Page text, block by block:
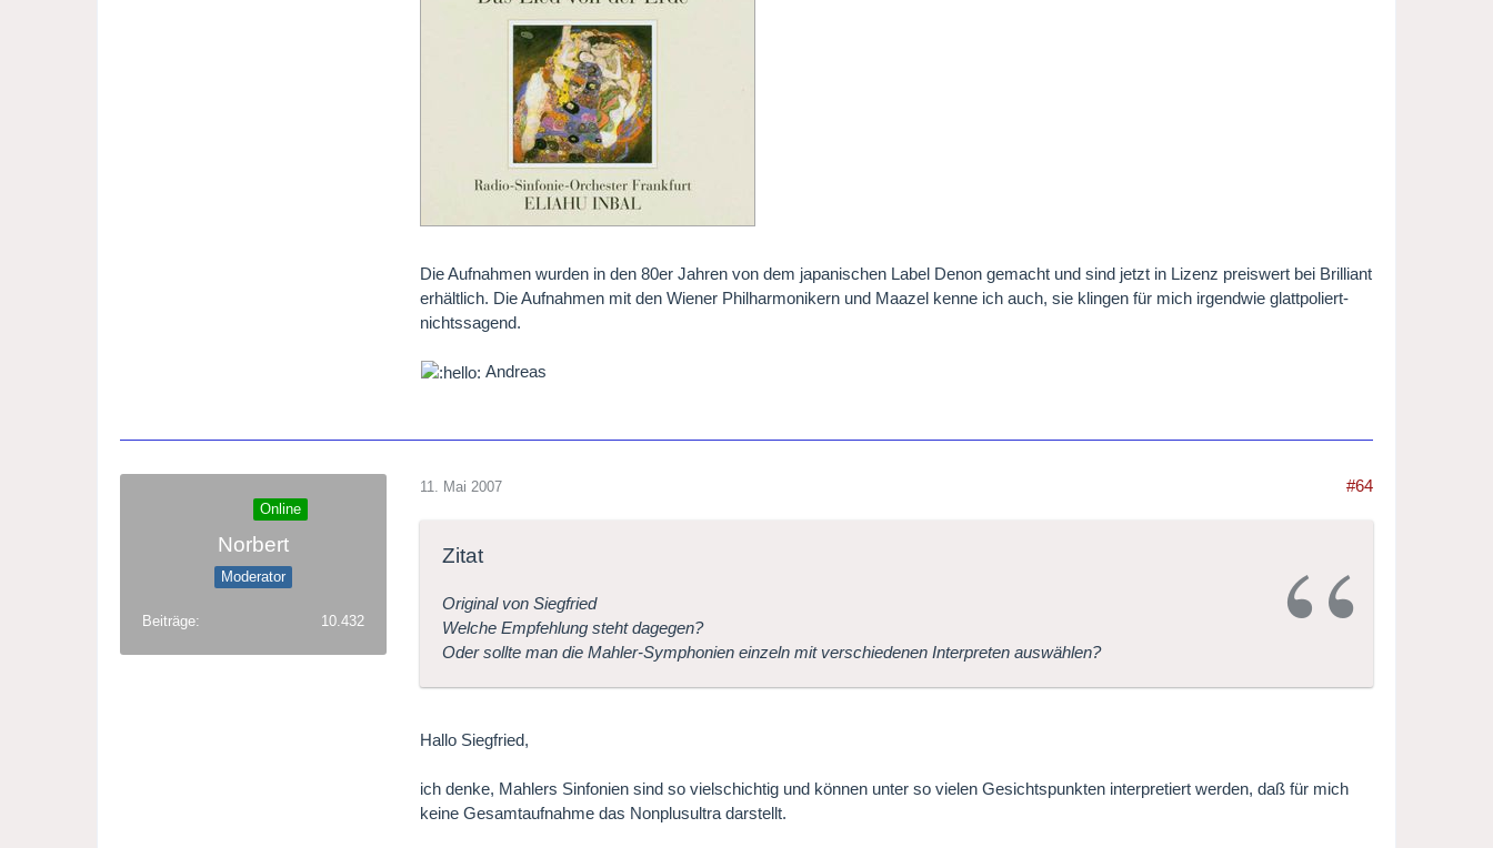
Die Aufnahmen wurden in den 80er Jahren von dem japanischen Label Denon gemacht und sind jetzt in Lizenz preiswert bei Brilliant
erhältlich. Die Aufnahmen mit den Wiener Philharmonikern und Maazel kenne ich auch, sie klingen für mich irgendwie glattpoliert-
nichtssagend.
Andreas
Online
Norbert
Moderator
Beiträge 10.432
11. Mai 2007 #64
Zitat
Original von Siegfried
Welche Empfehlung steht dagegen?
Oder sollte man die Mahler-Symphonien einzeln mit verschiedenen Interpreten auswählen?
Hallo Siegfried,
ich denke, Mahlers Sinfonien sind so vielschichtig und können unter so vielen Gesichtspunkten interpretiert werden, daß für mich
keine Gesamtaufnahme das Nonplusultra darstellt.